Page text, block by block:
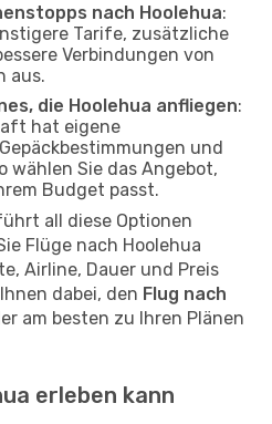
nach Hoolehua:
Tarife, zusätzliche
Verbindungen von
aus.
die Hoolehua anfliegen:
hat eigene
und
wählen Sie das Angebot,
Budget passt.
all diese Optionen
Flüge nach Hoolehua
Airline, Dauer und Preis
dabei, den Flug nach
am besten zu Ihren Plänen
erleben kann